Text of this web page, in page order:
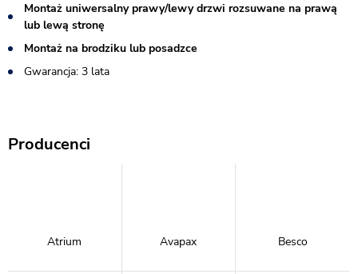
Montaż uniwersalny prawy/lewy drzwi rozsuwane na prawą
lub lewą stronę
Montaż na brodziku lub posadzce
Gwarancja: 3 lata
Producenci
Atrium Avapax Besco